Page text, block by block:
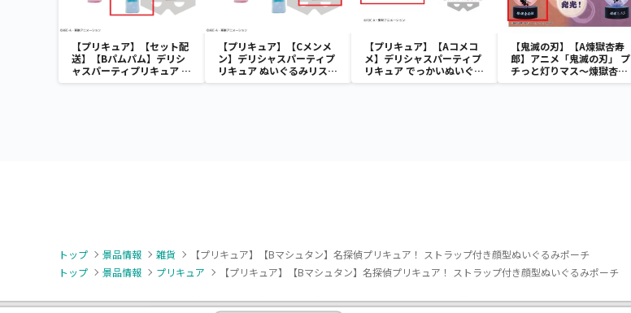
【プリキュア】【セット配
送】【Bパムパム】デリシ
ャスパーティプリキュア ぬ
いぐるみリストバンド
【プリキュア】【Cメンメ
ン】デリシャスパーティプ
リキュア ぬいぐるみリスト
バンド
【プリキュア】【Aコメコ
メ】デリシャスパーティプ
リキュア でっかいぬいぐる
み１
【鬼滅の刃】【A煉獄杏寿
郎】アニメ「鬼滅の刃」 プ
チっと灯りマス～煉獄杏寿
郎・胡蝶しのぶ～
トップ 景品情報 雑貨
【プリキュア】【Bマシュタン】名探偵プリキュア！ ストラップ付き顔型ぬいぐるみポーチ
トップ
景品情報 プリキュア 【プリキュア】【Bマシュタン】名探偵プリキュア！ ストラップ付き顔型ぬいぐるみポーチ